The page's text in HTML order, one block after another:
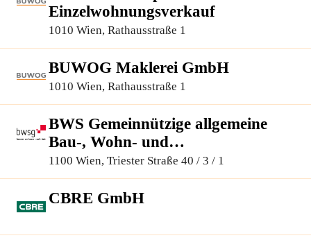
Einzelwohnungsverkauf
1010 Wien, Rathausstraße 1
BUWOG Maklerei GmbH
1010 Wien, Rathausstraße 1
BWS Gemeinnützige allgemeine
Bau-, Wohn- und
Siedlungsgenossenschaft registrierte
Genossenschaft mit beschränkter
Haftung
1100 Wien, Triester Straße 40 / 3 / 1
CBRE GmbH